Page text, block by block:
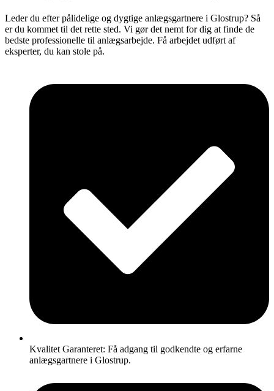
Leder du efter pålidelige og dygtige anlægsgartnere i Glostrup? Så
er du kommet til det rette sted. Vi gør det nemt for dig at finde de
bedste professionelle til anlægsarbejde. Få arbejdet udført af
eksperter, du kan stole på.
Kvalitet Garanteret: Få adgang til godkendte og erfarne
anlægsgartnere i Glostrup.